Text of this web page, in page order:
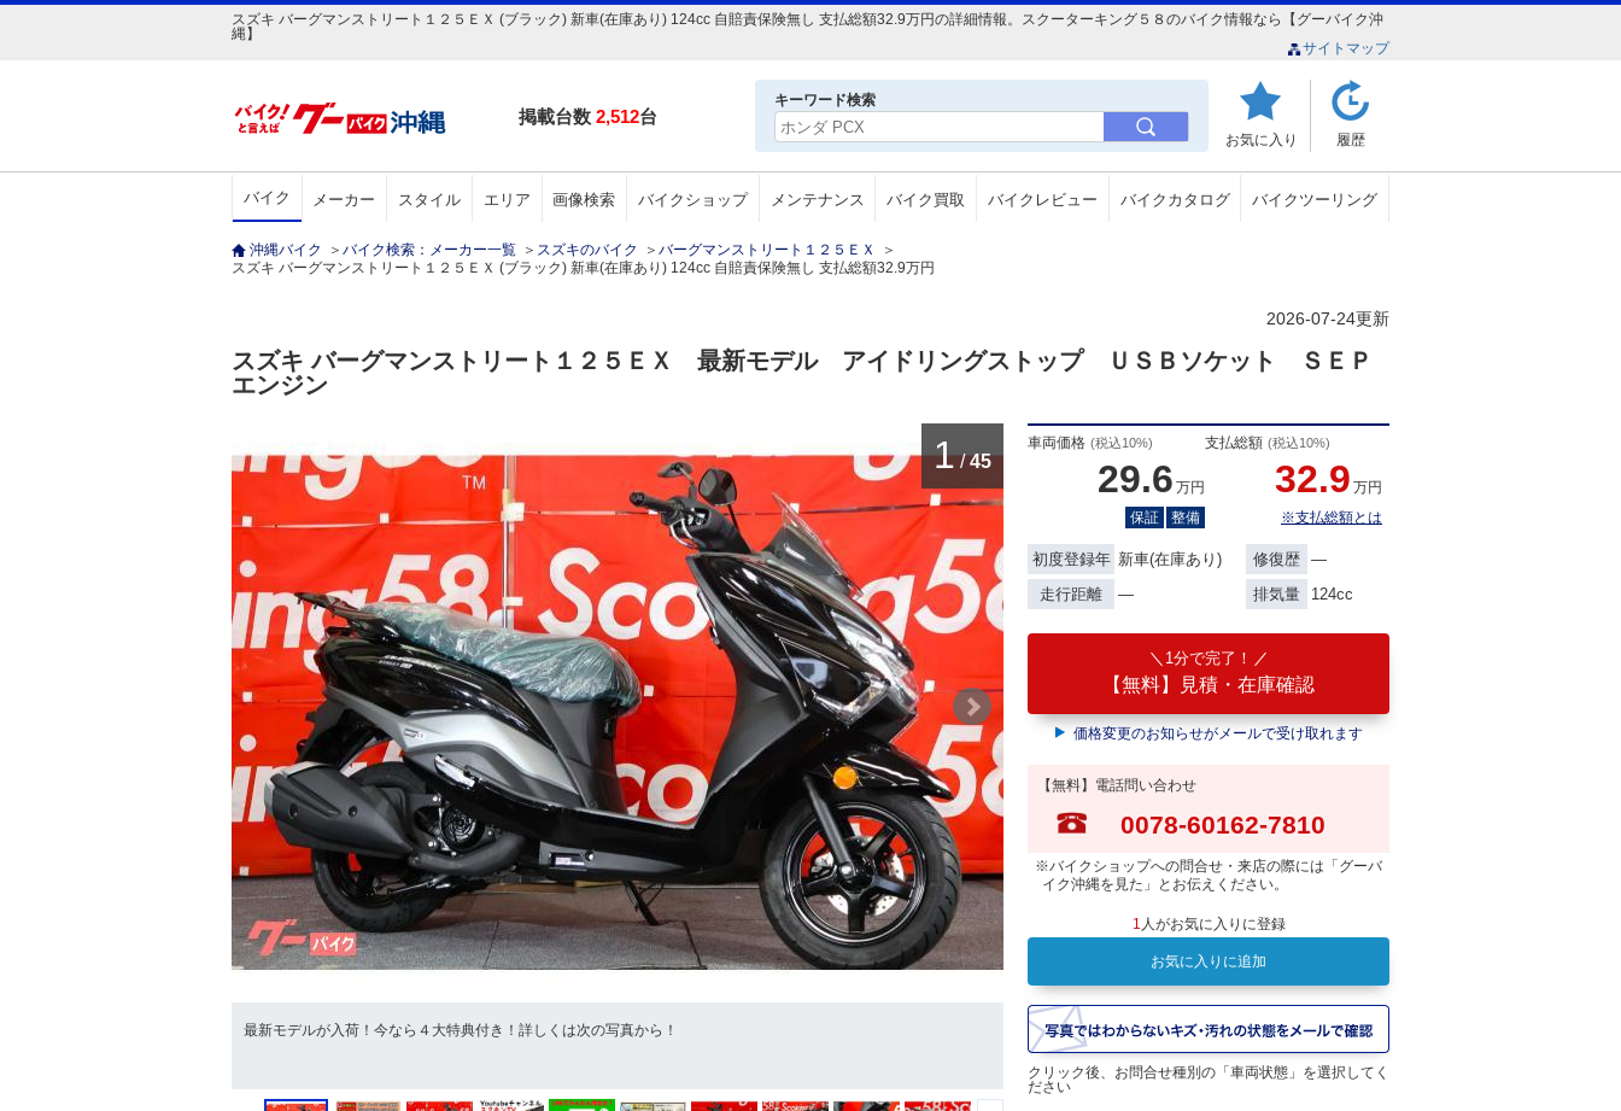
スズキ バーグマンストリート１２５ＥＸ (ブラック) 新車(在庫あり) 124cc 自賠責保険無し 支払総額32.9万円の詳細情報。スクーターキング５８のバイク情報なら【グーバイク沖
縄】
サイトマップ
掲載台数 2,512台
キーワード検索
お気に入り 履歴
バイク メーカー スタイル エリア 画像検索 バイクショップ メンテナンス バイク買取 バイクレビュー バイクカタログ バイクツーリング
沖縄バイク ＞ バイク検索：メーカー一覧 ＞ スズキのバイク ＞ バーグマンストリート１２５ＥＸ
＞
スズキ バーグマンストリート１２５ＥＸ (ブラック) 新車(在庫あり) 124cc 自賠責保険無し 支払総額32.9万円
2026-07-24更新
スズキ バーグマンストリート１２５ＥＸ 最新モデル アイドリングストップ ＵＳＢソケット ＳＥＰ
エンジン
1 / 45
最新モデルが入荷！今なら４大特典付き！詳しくは次の写真から！ 沖縄限定ＡＢＣコース＋スクキンなら盗難補償２年コースもサービス！
車両価格 (税込10%)
29.6 万円
保証
整備
支払総額 (税込10%)
32.9 万円
※支払総額とは
初度登録年 新車(在庫あり) 修復歴
―
走行距離
― 排気量 124cc
1分で完了！
【無料】見積・在庫確認
価格変更のお知らせがメールで受け取れます
【無料】電話問い合わせ
0078-60162-7810
※バイクショップへの問合せ・来店の際には「グーバ
イク沖縄を見た」とお伝えください。
1 人がお気に入りに登録
お気に入りに追加
クリック後、お問合せ種別の「車両状態」を選択してく
ださい